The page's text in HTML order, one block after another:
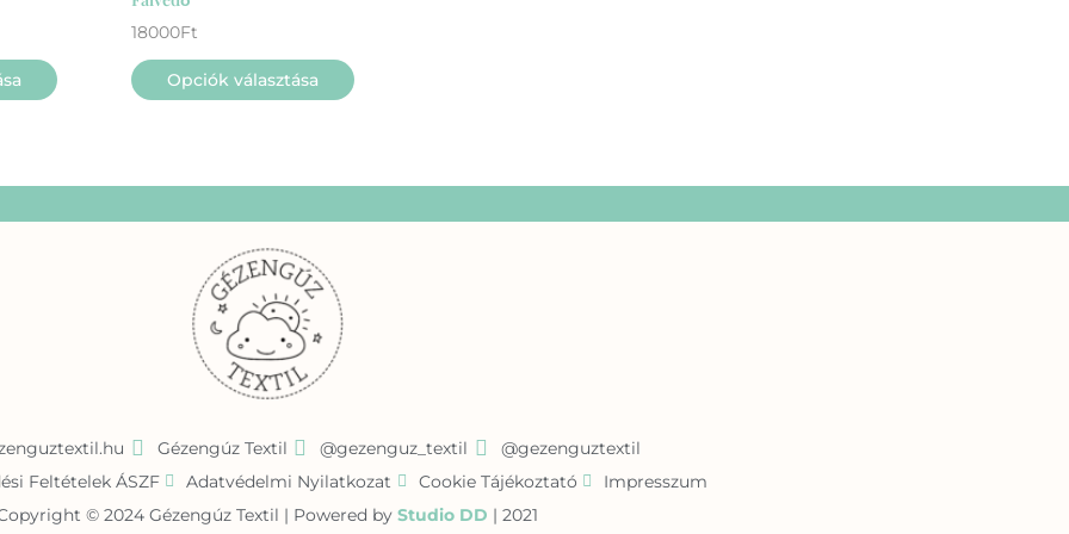
18000Ft
Opciók választása
több
variációja
van.
termékoldalon
választhatók
Gézengúz Textil @gezenguz_textil
@gezenguztextil
Feltételek ÁSZF
Adatvédelmi Nyilatkozat Cookie Tájékoztató
Impresszum
© 2024 Gézengúz Textil | Powered by Studio DD | 2021